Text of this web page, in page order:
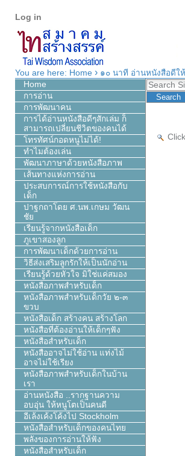
content.
Skip
to
navigation
tools
Log in
You are here: Home › ๑๐ นาที อ่านหนังสือดีใ
Search
Home
การอ่าน
การพัฒนาคน
การได้อ่านหนังสือดีๆสักเล่ม ก็
สามารถเปลี่ยนชีวิตของคนได้
โทรทัศน์กอดหนูไม่ได้!
ทำไมต้องเล่น
พัฒนาภาษาด้วยหนังสือภาพ
เส้นทางแห่งการอ่าน
ประสบการณ์การใช้หนังสือกับ
เด็ก
ปาฐกถาโดย ศ.นพ.เกษม วัฒน
ชัย
เรียนรู้จากหนังสือเด็ก
ภูเขาสองลูก
การพัฒนาเด็กด้วยการอ่าน
วิธีส่งเสริมลูกรักให้เป็นนักอ่าน
เรียนรู้ด้วยหัวใจ มิใช่แค่สมอง
หนังสือภาพสำหรับเด็ก
หนังสือภาพสำหรับเด็กวัย ๒-๓
ขวบ
หนังสือเด็ก สร้างคน สร้างโลก
หนังสือที่ต้องอ่านให้เด็กๆฟัง
หนังสือสำหรับเด็ก
หนังสืออาจไม่ใช้อ่าน แท่งไม้
อาจไม่ใช้เรียง
หนังสือภาพสำหรับเด็กในบ้าน
เรา
อ่านหนังสือ ..รากฐานความ
อบอุ่น ให้หนูโตเป็นคนดี
อีเล้งเค้งโค้งไป Stockholm
หนังสือสำหรับเด็กของคนไทย
พลังของการอ่านให้ฟัง
หนังสือสำหรับเด็ก